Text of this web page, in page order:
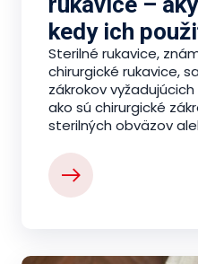
kedy ich
Sterilné rukavice,
chirurgické rukavice,
zákrokov
ako sú chirurgické
sterilných obväzov